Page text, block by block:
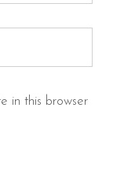
in this browser